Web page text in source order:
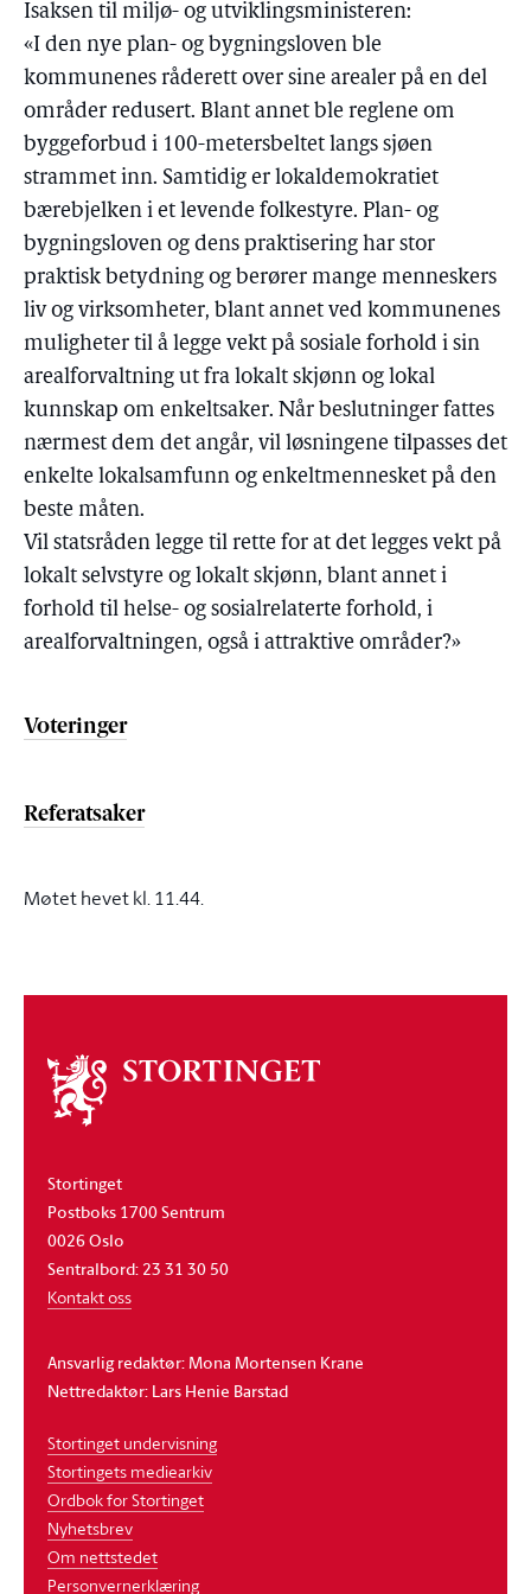
Isaksen til miljø- og utviklingsministeren:
«I den nye plan- og bygningsloven ble
kommunenes råderett over sine arealer på en del
områder redusert. Blant annet ble reglene om
byggeforbud i 100-metersbeltet langs sjøen
strammet inn. Samtidig er lokaldemokratiet
bærebjelken i et levende folkestyre. Plan- og
bygningsloven og dens praktisering har stor
praktisk betydning og berører mange menneskers
liv og virksomheter, blant annet ved kommunenes
muligheter til å legge vekt på sosiale forhold i sin
arealforvaltning ut fra lokalt skjønn og lokal
kunnskap om enkeltsaker. Når beslutninger fattes
nærmest dem det angår, vil løsningene tilpasses det
enkelte lokalsamfunn og enkeltmennesket på den
beste måten.
Vil statsråden legge til rette for at det legges vekt på
lokalt selvstyre og lokalt skjønn, blant annet i
forhold til helse- og sosialrelaterte forhold, i
arealforvaltningen, også i attraktive områder?»
Voteringer
Referatsaker
Møtet hevet kl. 11.44.
Om
stortinget
Stortinget
Postboks 1700 Sentrum
0026 Oslo
Sentralbord: 23 31 30 50
Kontakt oss
Ansvarlig redaktør: Mona Mortensen Krane
Nettredaktør: Lars Henie Barstad
Stortinget undervisning
Stortingets mediearkiv
Ordbok for Stortinget
Nyhetsbrev
Om nettstedet
Personvernerklæring